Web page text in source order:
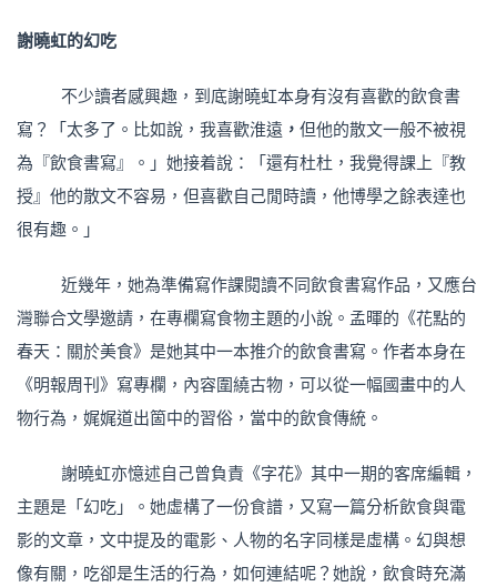
謝曉虹的幻吃
不少讀者感興趣，到底謝曉虹本身有沒有喜歡的飲食書
寫？「太多了。比如說，我喜歡淮遠 ， 但他的散文一般不被視
為『飲食書寫』。」她接着說：「還有杜杜，我覺得課上『教
授』他的散文不容易，但喜歡自己閒時讀，他博學之餘表達也
很有趣。」
近幾年，她為準備寫作課閱讀不同飲食書寫作品，又應台
灣聯合文學邀請，在專欄寫食物主題的小說。孟暉的《花點的
春天：關於美食》是她其中一本推介的飲食書寫。作者本身在
《明報周刊》寫專欄，內容圍繞古物，可以從一幅國畫中的人
物行為，娓娓道出箇中的習俗，當中的飲食傳統。
謝曉虹亦憶述自己曾負責《字花》其中一期的客席編輯，
主題是「幻吃」。她虛構了一份食譜，又寫一篇分析飲食與電
影的文章，文中提及的電影、人物的名字同樣是虛構。幻與想
像有關，吃卻是生活的行為，如何連結呢？她說，飲食時充滿